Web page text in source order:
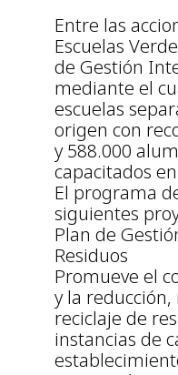
Entre las
Escuelas
de Gestión
mediante el
escuelas
origen con
y 588.000
capacitados
El programa
siguientes
Plan de
Residuos
Promueve el
y la
reciclaje de
instancias de